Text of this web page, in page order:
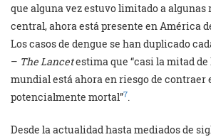
que alguna vez estuvo limitado a algunas
central, ahora está presente en América
Los casos de dengue se han duplicado
– The Lancetestima que “casi la mitad
mundial está ahora en riesgo de contraer
potencialmente mortal”7.
Desde la actualidad hasta mediados de